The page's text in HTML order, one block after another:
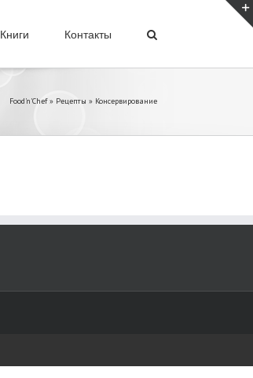
Книги Контакты
Food'n'Chef» Рецепты » Консервирование